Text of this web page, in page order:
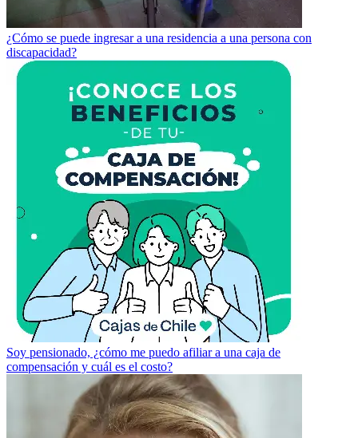
¿Cómo se puede ingresar a una residencia a una persona con
discapacidad?
Soy pensionado, ¿cómo me puedo afiliar a una caja de
compensación y cuál es el costo?